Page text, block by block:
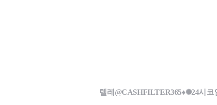
텔레@CASHFILTER365♦✺24시